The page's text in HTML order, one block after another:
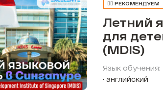
👍🏼 РЕКОМЕНДУЕМ
Летний
для
(MDIS)
Язык обучения:
английский